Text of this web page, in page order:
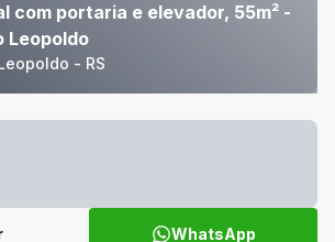
com portaria e elevador, 55m² -
Leopoldo
- RS
WhatsApp